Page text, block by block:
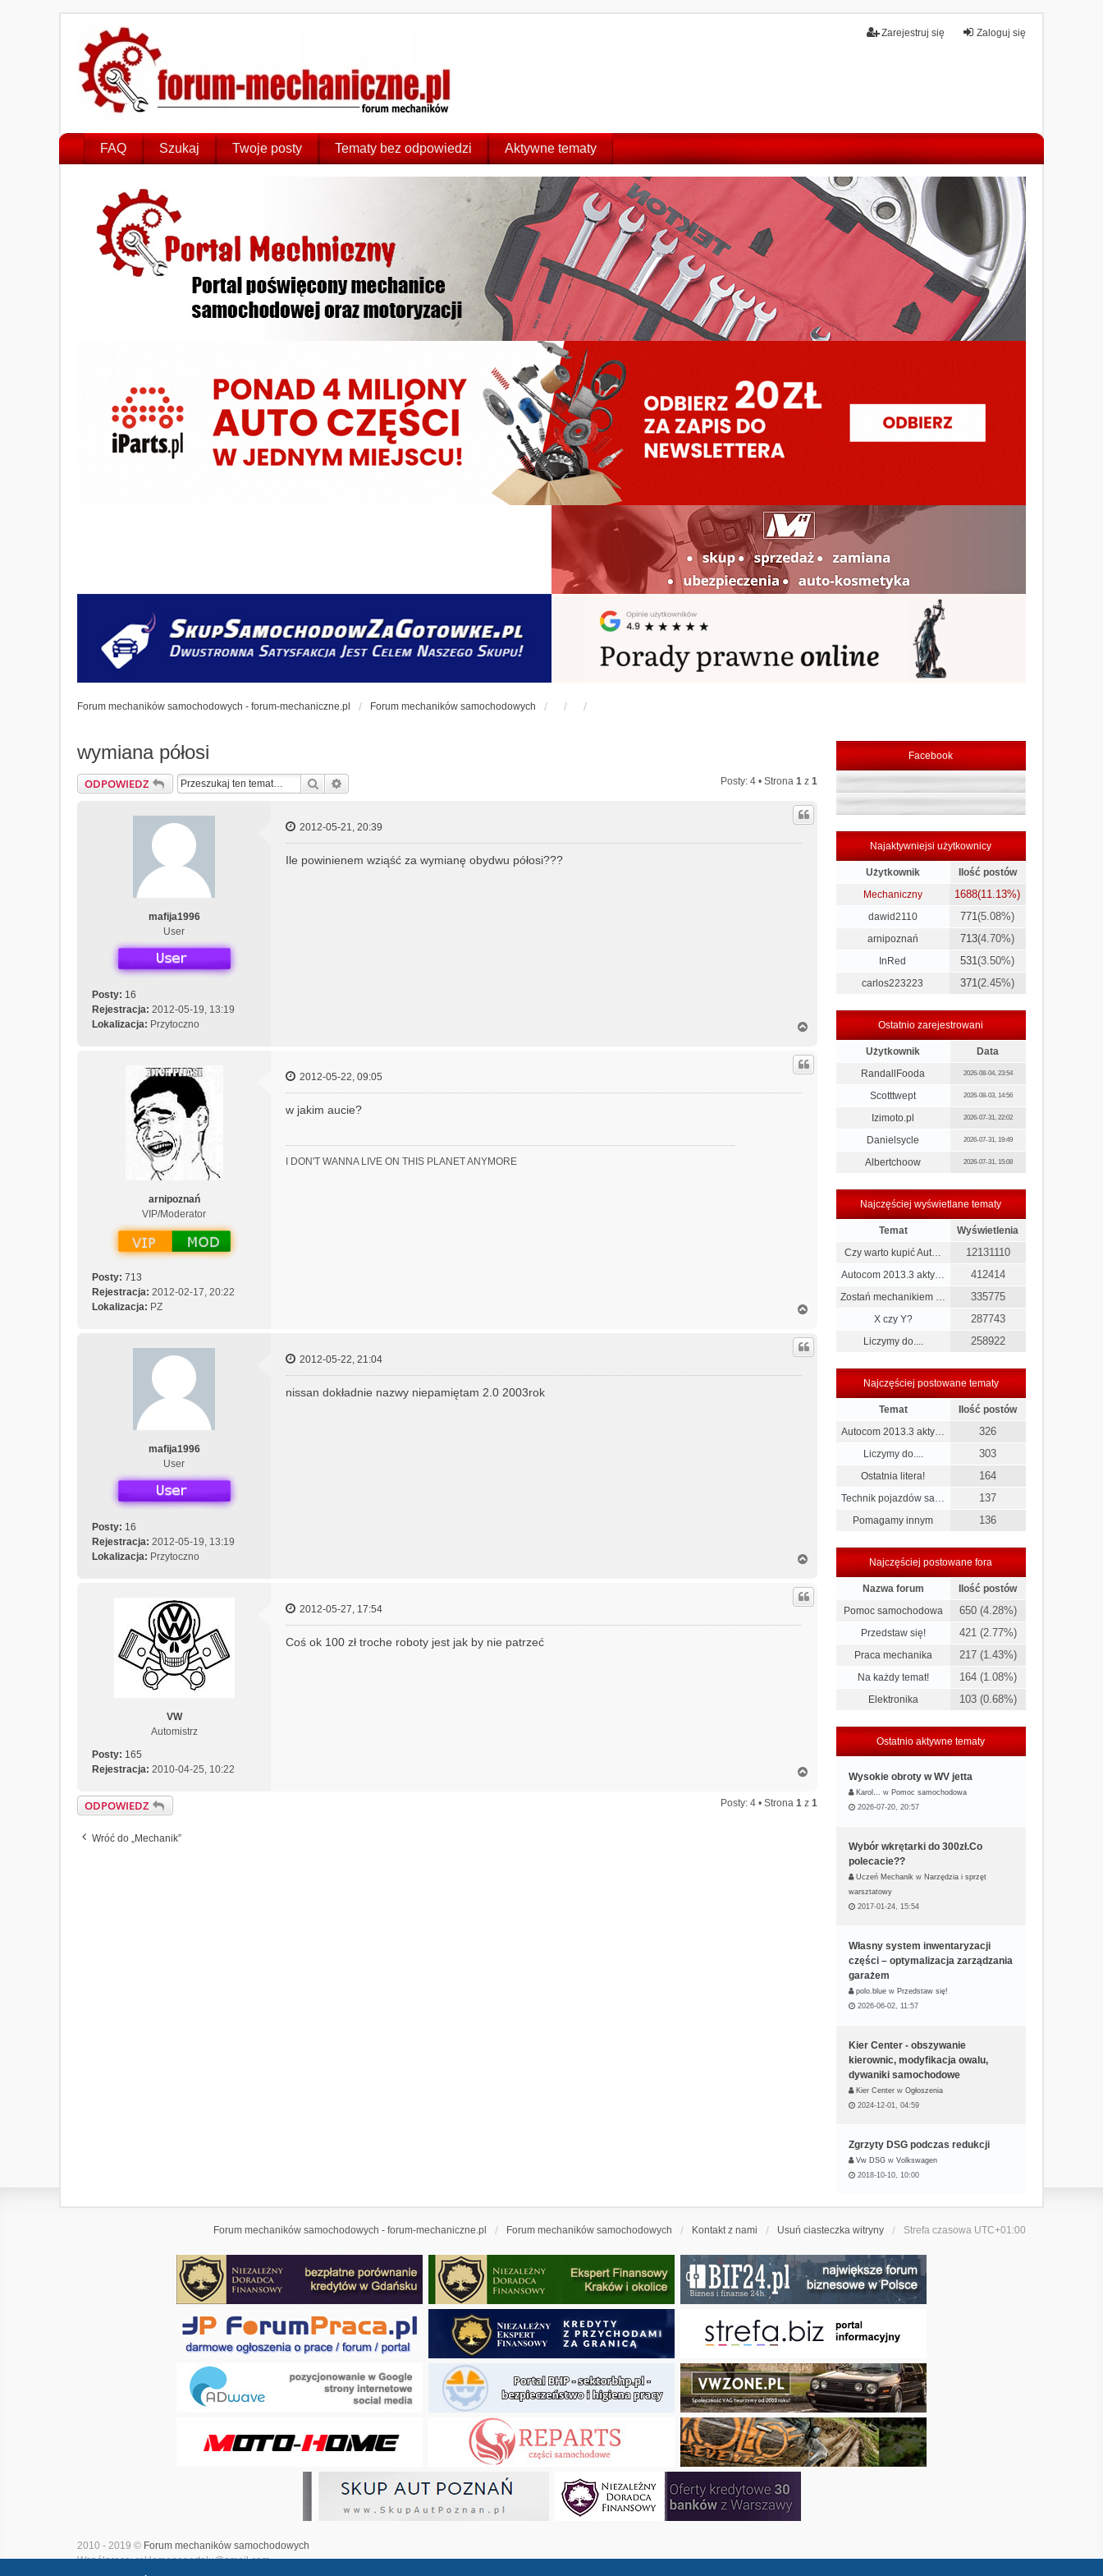
Zaloguj się
Zarejestruj się
FAQ Szukaj Twoje posty Tematy bez odpowiedzi Aktywne tematy
Forum mechaników samochodowych - forum-mechaniczne.pl Forum mechaników samochodowych
wymiana półosi
ODPOWIEDZ Szukaj Posty: 4 • Strona 1z 1
mafija1996
User
Posty: 16
Rejestracja: 2012-05-19, 13:19
Lokalizacja: Przytoczno
2012-05-21, 20:39
Ile powinienem wziąść za wymianę obydwu półosi???
g
r
arnipoznań
VIP/Moderator
Posty: 713
Rejestracja: 2012-02-17, 20:22
Lokalizacja: PZ
2012-05-22, 09:05
w jakim aucie?
I DON'T WANNA LIVE ON THIS PLANET ANYMORE
g
r
mafija1996
User
Posty: 16
Rejestracja: 2012-05-19, 13:19
Lokalizacja: Przytoczno
2012-05-22, 21:04
nissan dokładnie nazwy niepamiętam 2.0 2003rok
g
r
VW
Automistrz
Posty: 165
Rejestracja: 2010-04-25, 10:22
2012-05-27, 17:54
Coś ok 100 zł troche roboty jest jak by nie patrzeć
g
ó
ODPOWIEDZ Posty: 4 • Strona 1z 1
Wróć do „Mechanik”
Facebook
Najaktywniejsi użytkownicy
Użytkownik
Ilość postów
Mechaniczny
1688(11.13%)
dawid2110 771(5.08%)
arnipoznań 713(4.70%)
InRed 531(3.50%)
carlos223223 371(2.45%)
Ostatnio zarejestrowani
Użytkownik
Data
RandallFooda
2026-08-04, 23:54
Scotttwept 2026-08-03, 14:56
Izimoto.pl 2026-07-31, 22:02
Danielsycle 2026-07-31, 19:49
Albertchoow 2026-07-31, 15:08
Najczęściej wyświetlane tematy
Temat
Wyświetlenia
Czy warto kupić Aut…
12131110
Autocom 2013.3 akty… 412414
Zostań mechanikiem … 335775
X czy Y? 287743
Liczymy do.... 258922
Najczęściej postowane tematy
Temat
Ilość postów
Autocom 2013.3 akty…
326
Liczymy do.... 303
Ostatnia litera! 164
Technik pojazdów sa… 137
Pomagamy innym 136
Najczęściej postowane fora
Nazwa forum
Ilość postów
Pomoc samochodowa
650 (4.28%)
Przedstaw się! 421 (2.77%)
Praca mechanika 217 (1.43%)
Na każdy temat! 164 (1.08%)
Elektronika 103 (0.68%)
Ostatnio aktywne tematy
Wysokie obroty w WV jetta
Karol… w Pomoc samochodowa
2026-07-20, 20:57
Wybór wkrętarki do 300zł.Co
polecacie??
Uczeń Mechanik w Narzędzia i sprzęt
warsztatowy
2017-01-24, 15:54
Własny system inwentaryzacji
części – optymalizacja zarządzania
garażem
polo.blue w Przedstaw się!
2026-06-02, 11:57
Kier Center - obszywanie
kierownic, modyfikacja owalu,
dywaniki samochodowe
Kier Center w Ogłoszenia
2024-12-01, 04:59
Zgrzyty DSG podczas redukcji
Vw DSG w Volkswagen
2018-10-10, 10:00
Forum mechaników samochodowych - forum-mechaniczne.pl Forum mechaników samochodowych Kontakt z nami Usuń ciasteczka witryny Strefa czasowa UTC+01:00
2010 - 2019 © Forum mechaników samochodowych
Współpraca: reklamanaportalu@gmail.com